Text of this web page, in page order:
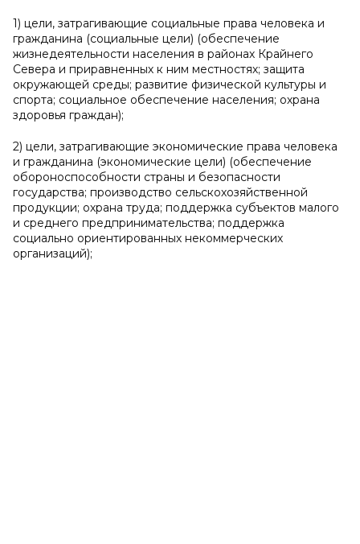
1) цели, затрагивающие социальные права человека и
гражданина (социальные цели) (обеспечение
жизнедеятельности населения в районах Крайнего
Севера и приравненных к ним местностях; защита
окружающей среды; развитие физической культуры и
спорта; социальное обеспечение населения; охрана
здоровья граждан);
2) цели, затрагивающие экономические права человека
и гражданина (экономические цели) (обеспечение
обороноспособности страны и безопасности
государства; производство сельскохозяйственной
продукции; охрана труда; поддержка субъектов малого
и среднего предпринимательства; поддержка
социально ориентированных некоммерческих
организаций);